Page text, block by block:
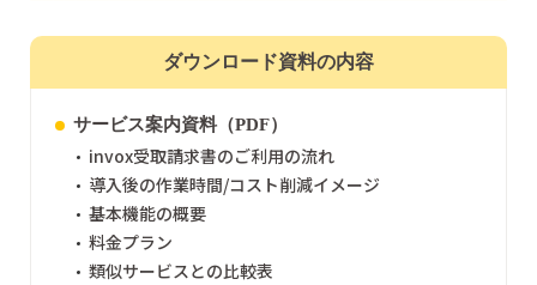
ダウンロード資料の内容
サービス案内資料（PDF）
invox受取請求書のご利用の流れ
導入後の作業時間/コスト削減イメージ
基本機能の概要
料金プラン
類似サービスとの比較表